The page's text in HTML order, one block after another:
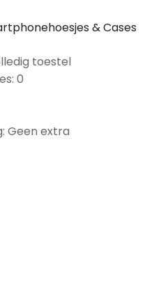
& Cases
toestel
0
Geen extra